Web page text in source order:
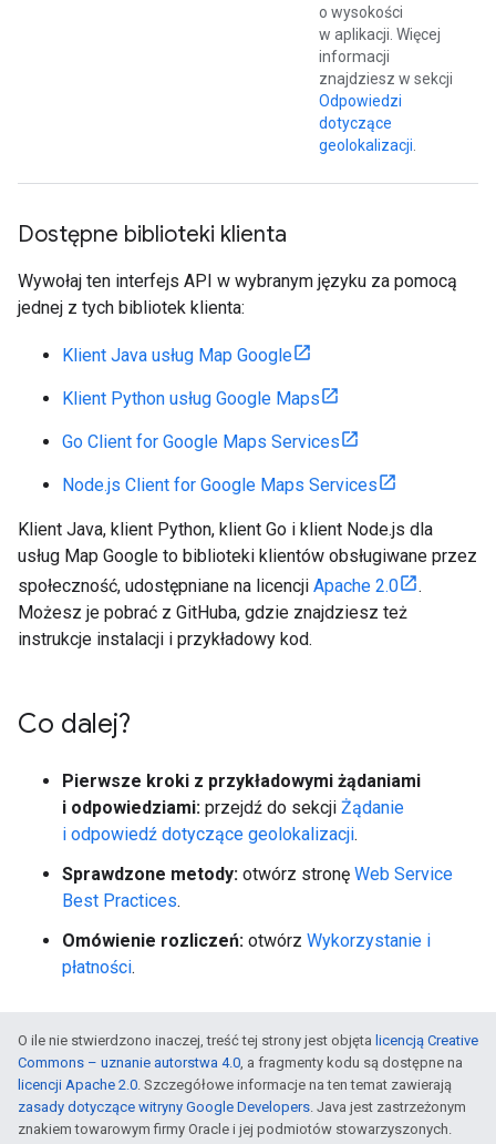
o wysokości
w aplikacji. Więcej
informacji
znajdziesz w sekcji
Odpowiedzi
dotyczące
geolokalizacji.
Dostępne biblioteki klienta
Wywołaj ten interfejs API w wybranym języku za pomocą
jednej z tych bibliotek klienta:
Klient Java usług Map Google
Klient Python usług Google Maps
Go Client for Google Maps Services
Node.js Client for Google Maps Services
Klient Java, klient Python, klient Go i klient Node.js dla
usług Map Google to biblioteki klientów obsługiwane przez
społeczność, udostępniane na licencji Apache 2.0
.
Możesz je pobrać z GitHuba, gdzie znajdziesz też
instrukcje instalacji i przykładowy kod.
Co dalej?
Pierwsze kroki z przykładowymi żądaniami
i odpowiedziami: przejdź do sekcji Żądanie
i odpowiedź dotyczące geolokalizacji.
Sprawdzone metody: otwórz stronę Web Service
Best Practices.
Omówienie rozliczeń: otwórz Wykorzystanie i
płatności.
O ile nie stwierdzono inaczej, treść tej strony jest objęta licencją Creative
Commons – uznanie autorstwa 4.0, a fragmenty kodu są dostępne na
licencji Apache 2.0. Szczegółowe informacje na ten temat zawierają
zasady dotyczące witryny Google Developers. Java jest zastrzeżonym
znakiem towarowym firmy Oracle i jej podmiotów stowarzyszonych.